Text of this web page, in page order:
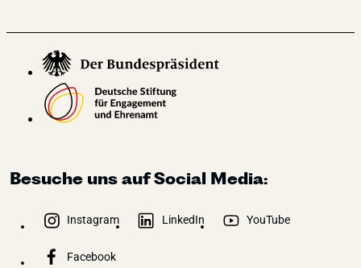
Besuche uns auf Social Media:
Instagram LinkedIn YouTube
Facebook